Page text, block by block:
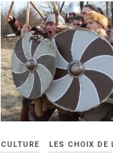
CULTURE LES CHOIX DE